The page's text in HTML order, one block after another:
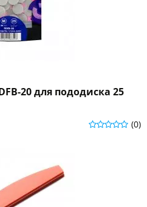
20 для пододиска 25
(0)